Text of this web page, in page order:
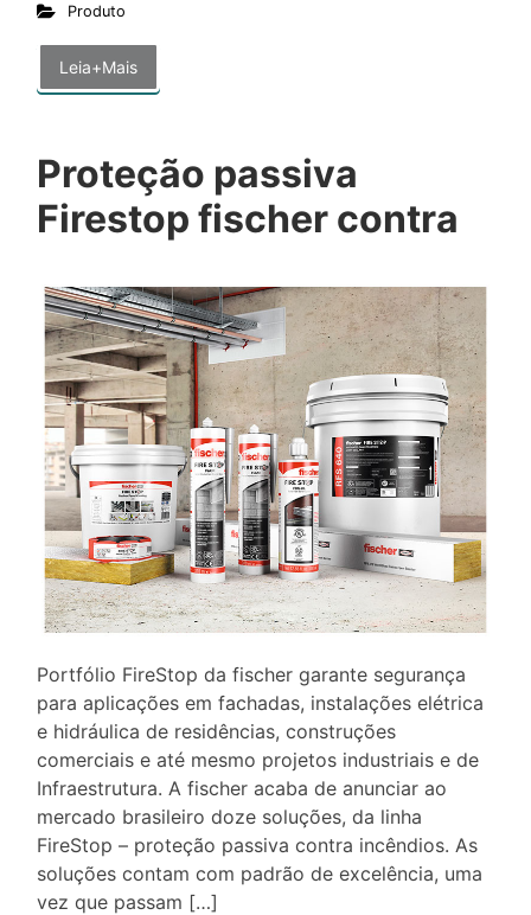
Produto
Leia+Mais
Proteção passiva
Firestop fischer contra
Portfólio FireStop da fischer garante segurança
para aplicações em fachadas, instalações elétrica
e hidráulica de residências, construções
comerciais e até mesmo projetos industriais e de
Infraestrutura. A fischer acaba de anunciar ao
mercado brasileiro doze soluções, da linha
FireStop – proteção passiva contra incêndios. As
soluções contam com padrão de excelência, uma
vez que passam […]